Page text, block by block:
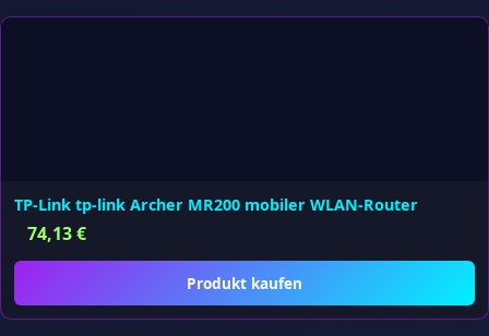
TP-Link tp-link Archer MR200 mobiler WLAN-Router
74,13€
Produkt kaufen